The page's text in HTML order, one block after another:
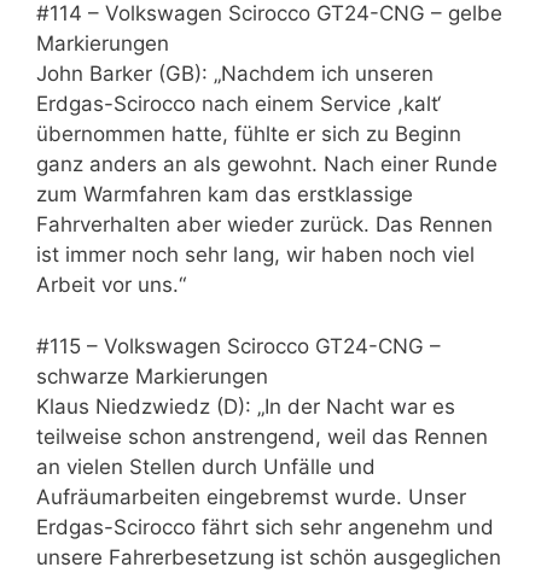
#114 – Volkswagen Scirocco GT24-CNG – gelbe
Markierungen
John Barker (GB): „Nachdem ich unseren
Erdgas-Scirocco nach einem Service ,kalt‘
übernommen hatte, fühlte er sich zu Beginn
ganz anders an als gewohnt. Nach einer Runde
zum Warmfahren kam das erstklassige
Fahrverhalten aber wieder zurück. Das Rennen
ist immer noch sehr lang, wir haben noch viel
Arbeit vor uns.“
#115 – Volkswagen Scirocco GT24-CNG –
schwarze Markierungen
Klaus Niedzwiedz (D): „In der Nacht war es
teilweise schon anstrengend, weil das Rennen
an vielen Stellen durch Unfälle und
Aufräumarbeiten eingebremst wurde. Unser
Erdgas-Scirocco fährt sich sehr angenehm und
unsere Fahrerbesetzung ist schön ausgeglichen